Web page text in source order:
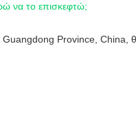
να το επισκεφτώ;
Province, China,